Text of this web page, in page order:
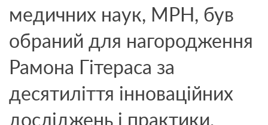
медичних наук, MPH, був
обраний для нагородження
Рамона Гітераса за
десятиліття інноваційних
досліджень і практики,